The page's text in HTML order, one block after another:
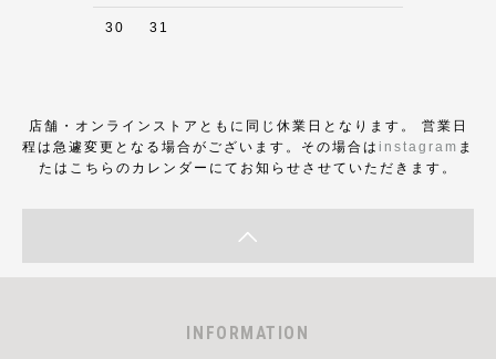
30 31
店舗・オンラインストアともに同じ休業日となります。 営業日
程は急遽変更となる場合がございます。その場合は instagram ま
たはこちらのカレンダーにてお知らせさせていただきます。
INFORMATION